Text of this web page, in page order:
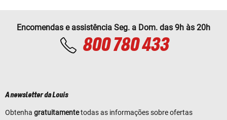
Encomendas e assistência Seg. a Dom. das 9h às 20h
800 780 433
A newsletter da Louis
Obtenha gratuitamentetodas as informações sobre ofertas